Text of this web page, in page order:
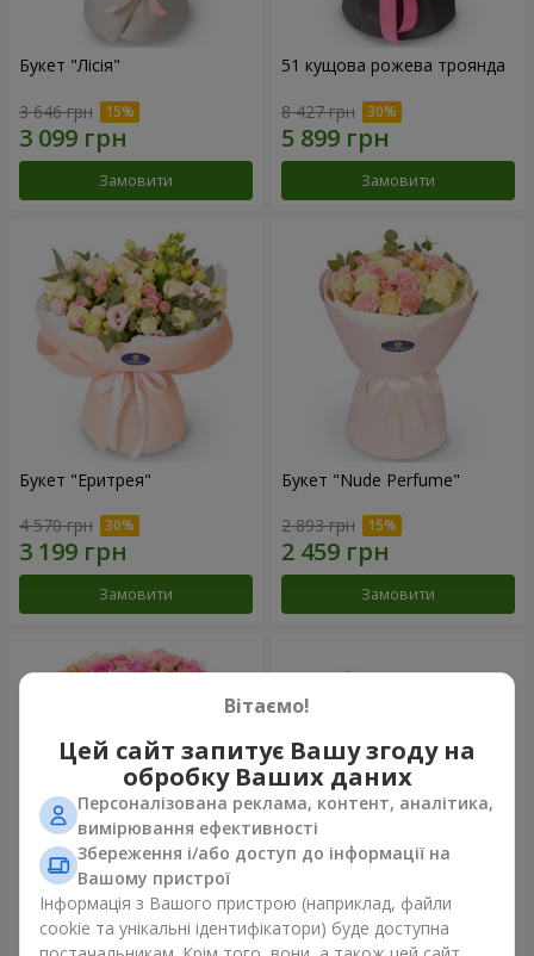
Букет "Лісія"
3 646 грн
Замовити
51 кущова рожева троянда
8 427 грн
Замовити
Букет "Еритрея"
4 570 грн
Замовити
Букет "Nude Perfume"
2 893 грн
Замовити
Букет "Рожева ніжність"
4 513 грн
Композиція "Ностальжі"
6 513 грн
Вітаємо!
Цей сайт запитує Вашу згоду на
обробку Ваших даних
Персоналізована реклама, контент, аналітика,
вимірювання ефективності
Збереження і/або доступ до інформації на
Вашому пристрої
Інформація з Вашого пристрою (наприклад, файли
cookie та унікальні ідентифікатори) буде доступна